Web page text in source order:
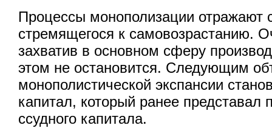
Процессы монополизации отражают
стремящегося к самовозрастанию.
захватив в основном сферу
этом не остановится. Следующим
монополистической экспансии
капитал, который ранее
ссудного капитала.